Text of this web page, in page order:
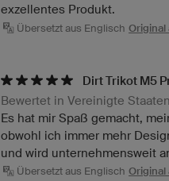
exzellentes Produkt.
Übersetzt aus Englisch Original
Dirt Trikot M5
Bewertet in Vereinigte
Es hat mir Spaß gemacht,
obwohl ich immer mehr
und wird unternehmensweit
Übersetzt aus Englisch Original